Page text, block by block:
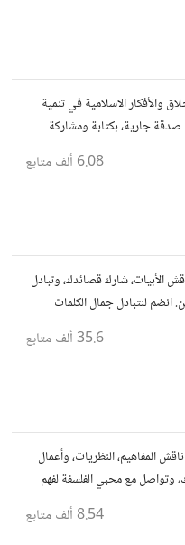
والأفكار الاسلامية في تنمية
جارية، بكتابة ومشاركة
6.08 ألف متابع
الأبيات، شارك قصائدك، وتبادل
انضم لنتبادل جمال الكلمات
35.6 ألف متابع
المفاهيم، النظريات، وأعمال
وتواصل مع محبي الفلسفة لفهم
8.54 ألف متابع